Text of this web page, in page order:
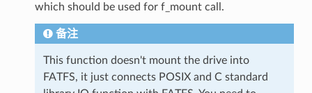
which should be used for f_mount call.
备注
This function doesn't mount the drive into
FATFS, it just connects POSIX and C standard